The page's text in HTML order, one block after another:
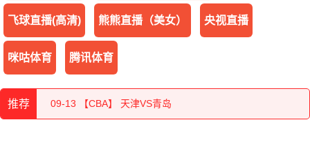
飞球直播(高清) 熊熊直播（美女） 央视直播
咪咕体育 腾讯体育
推荐
09-13 【中甲】 延边龙鼎VS上海嘉定汇龙
09-13 【CBA】 天津VS青岛